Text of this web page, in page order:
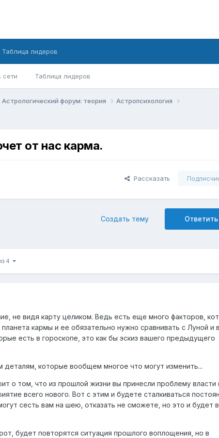
сети Таблица лидеров
Таблица лидеров
Астрологический форум: теория
Астропсихология
от нас карма.
Рассказать
Создать тему
4
не видя карту целиком. Ведь есть еще много факторов,
кармы и ее обязательно нужно сравнивать с Луной и
есть в гороскопе, это как бы эскиз вашего предыдущего
деталям, которые вообщем многое что могут изменить...
о том, что из прошлой жизни вы принесли проблему власти
всего нового. Вот с этим и будете сталкиваться
сесть вам на шею, отказать не сможете, но это и будет
будет повторятся ситуация прошлого воплощения, но в